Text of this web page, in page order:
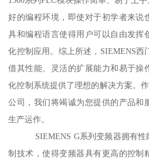
好的编程环境，即使对于初学者来说
具和编程语言使得用户可以自由发挥
化控制应用。综上所述，SIEMENS西
借其性能、灵活的扩展能力和易于操
化控制系统提供了理想的解决方案。
公司，我们将竭诚为您提供的产品和
生产运作。
SIEMENS G系列变频器拥有性
制技术，使得变频器具有更高的控制